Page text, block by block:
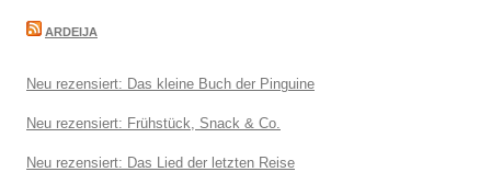
ARDEIJA
Neu rezensiert: Das kleine Buch der Pinguine
Neu rezensiert: Frühstück, Snack & Co.
Neu rezensiert: Das Lied der letzten Reise